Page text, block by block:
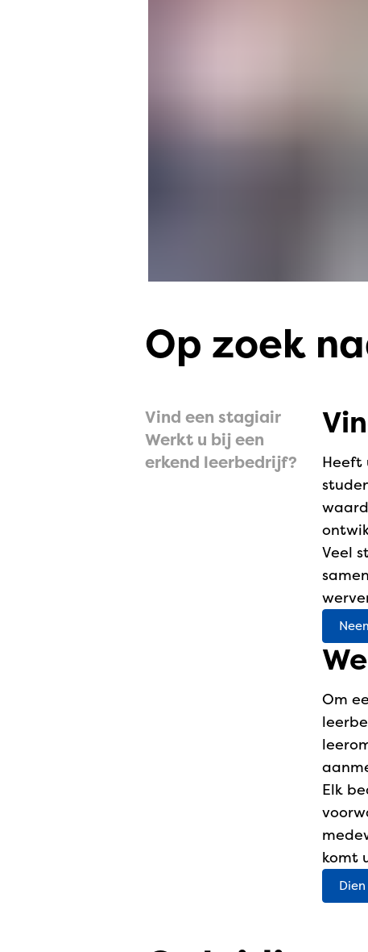
Op zoek
Vind een stagiair
Werkt u bij een
erkend leerbedrijf?
Heeft
Veel
Om
Elk
komt